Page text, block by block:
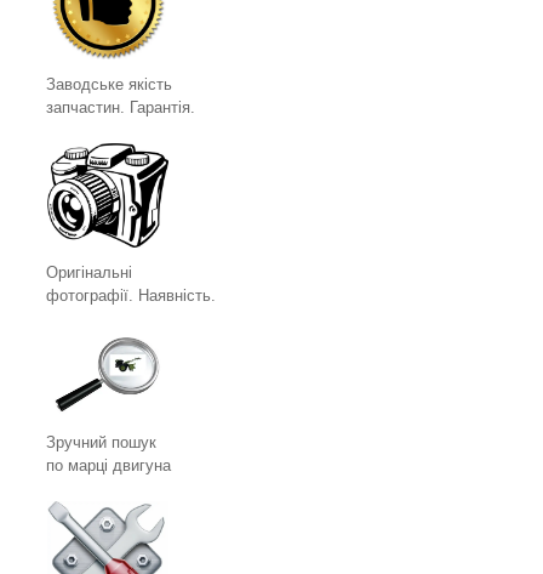
Заводське якість
запчастин. Гарантія.
Оригінальні
фотографії. Наявність.
Зручний пошук
по марці двигуна